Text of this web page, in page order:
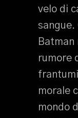
velo di
sangue.
Batman
rumore
morale
mondo